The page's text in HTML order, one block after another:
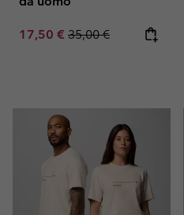
Sale price:
17,50 € Regular price:
35,00 €